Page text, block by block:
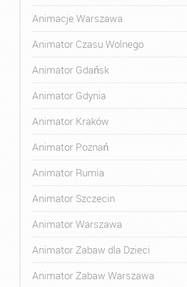
Animacje Warszawa
Animator Czasu Wolnego
Animator Gdańsk
Animator Gdynia
Animator Kraków
Animator Poznań
Animator Rumia
Animator Szczecin
Animator Warszawa
Animator Zabaw dla Dzieci
Animator Zabaw Warszawa